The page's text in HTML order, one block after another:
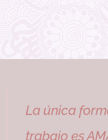
La única
trabajo es